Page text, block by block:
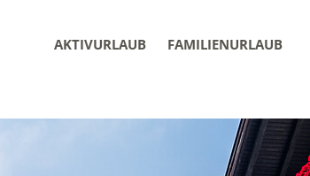
AKTIVURLAUB FAMILIENURLAUB